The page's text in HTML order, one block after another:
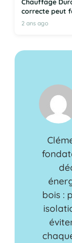
Chauffage
correcte peut
2 ans ago
bois :